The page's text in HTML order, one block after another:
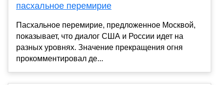
пасхальное перемирие
Пасхальное перемирие, предложенное Москвой,
показывает, что диалог США и России идет на
разных уровнях. Значение прекращения огня
прокомментировал де...